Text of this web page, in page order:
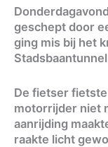
geschept door
ging mis bij het
De fietser
motorrijder niet
aanrijding
raakte licht